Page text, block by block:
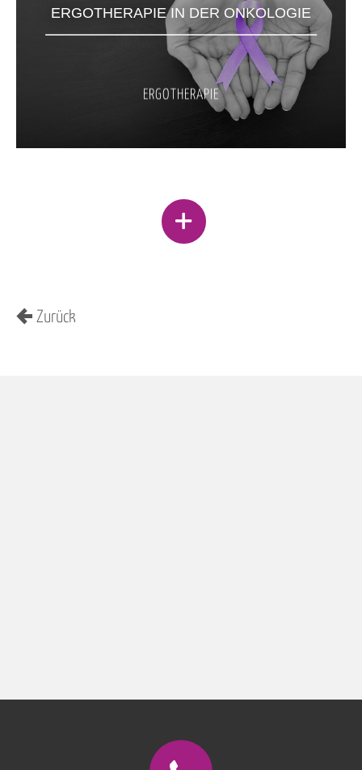
ERGOTHERAPIE IN DER ONKOLOGIE
ERGOTHERAPIE
Zurück